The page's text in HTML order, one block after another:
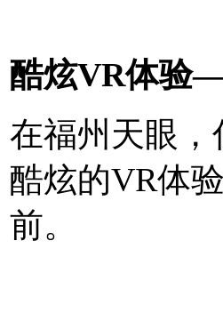
酷炫VR体验
在福州天眼
酷炫的VR体
前。